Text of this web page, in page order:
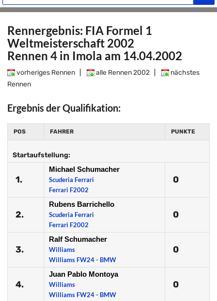
Rennergebnis: FIA Formel 1
Weltmeisterschaft 2002
Rennen 4 in Imola am 14.04.2002
vorheriges Rennen alle Rennen 2002
nächstes
Rennen
Ergebnis der Qualifikation:
POS FAHRER PUNKTE
Startaufstellung:
1.
Michael Schumacher
Scuderia Ferrari
Ferrari F2002
0
2.
Rubens Barrichello
Scuderia Ferrari
Ferrari F2002
0
3.
Ralf Schumacher
Williams
Williams FW24 - BMW
0
4.
Juan Pablo Montoya
Williams
Williams FW24 - BMW
0